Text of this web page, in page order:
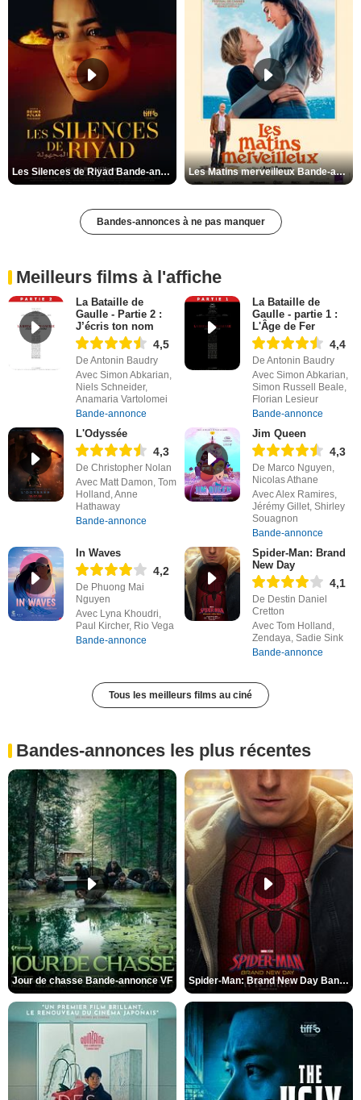
Les Silences de Riyad Bande-annonce VO STFR Les Matins merveilleux Bande-annonce VF
Bandes-annonces à ne pas manquer
Meilleurs films à l'affiche
La Bataille de
Gaulle - Partie 2 :
J’écris ton nom
4,5
De Antonin Baudry
Avec Simon Abkarian,
Niels Schneider,
Anamaria Vartolomei
Bande-annonce
La Bataille de
Gaulle - partie 1 :
L'Âge de Fer
4,4
De Antonin Baudry
Avec Simon Abkarian,
Simon Russell Beale,
Florian Lesieur
Bande-annonce
L'Odyssée
4,3
De Christopher Nolan
Avec Matt Damon, Tom
Holland, Anne
Hathaway
Bande-annonce
Jim Queen
4,3
De Marco Nguyen,
Nicolas Athane
Avec Alex Ramires,
Jérémy Gillet, Shirley
Souagnon
Bande-annonce
In Waves
4,2
De Phuong Mai
Nguyen
Avec Lyna Khoudri,
Paul Kircher, Rio Vega
Bande-annonce
Spider-Man: Brand
New Day
4,1
De Destin Daniel
Cretton
Avec Tom Holland,
Zendaya, Sadie Sink
Bande-annonce
Tous les meilleurs films au ciné
Bandes-annonces les plus récentes
Jour de chasse Bande-annonce VF Spider-Man: Brand New Day Bande-annonce (3) VO STFR